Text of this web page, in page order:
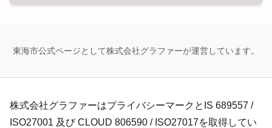
東海市公式ページとして株式会社グラファーが運営しています。
株式会社グラファーはプライバシーマークとIS 689557 /
ISO27001 及び CLOUD 806590 / ISO27017を取得してい